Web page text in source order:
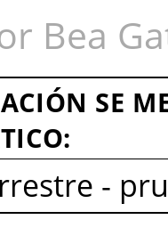
Bea
SE
-